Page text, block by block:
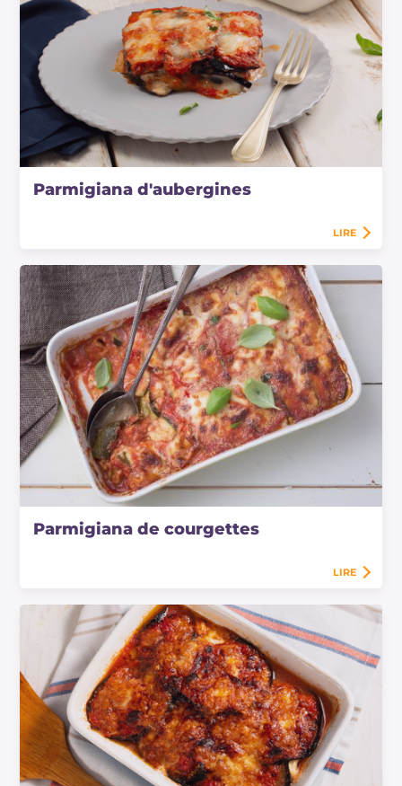
Parmigiana d'aubergines
LIRE
Parmigiana de courgettes
LIRE